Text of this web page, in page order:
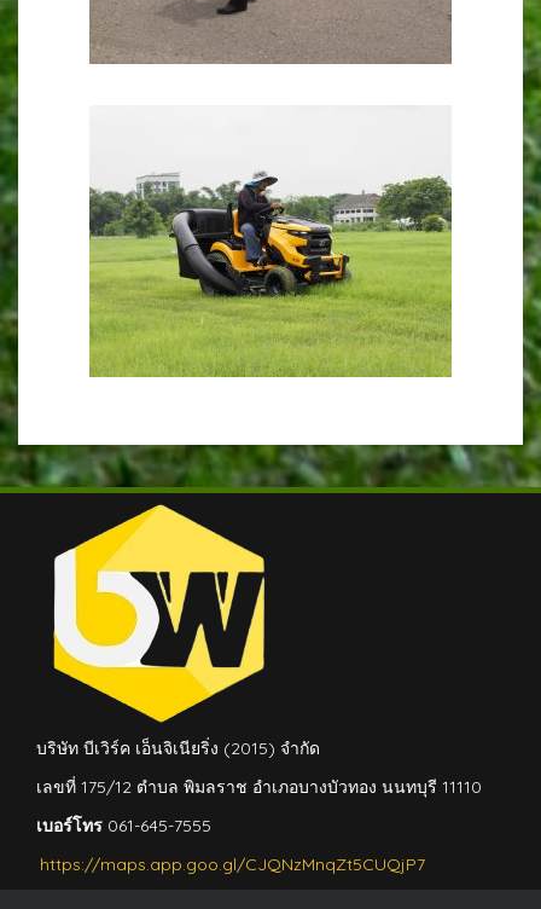
บริษัท บีเวิร์ค เอ็นจิเนียริ่ง (2015) จำกัด
เลขที่ 175/12 ตำบล พิมลราช อำเภอบางบัวทอง นนทบุรี 11110
เบอร์โทร 061-645-7555
https://maps.app.goo.gl/CJQNzMnqZt5CUQjP7